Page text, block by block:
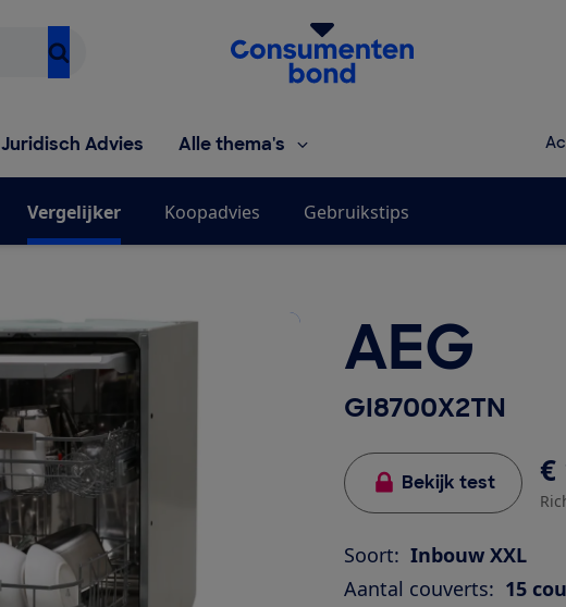
Homepage van de Consumentenbond
Juridisch Advies Alle thema's
Vergelijker Koopadvies Gebruikstips
AEG
GI8700X2TN
Bekijk test €
Soort: Inbouw XXL
Aantal couverts: 15